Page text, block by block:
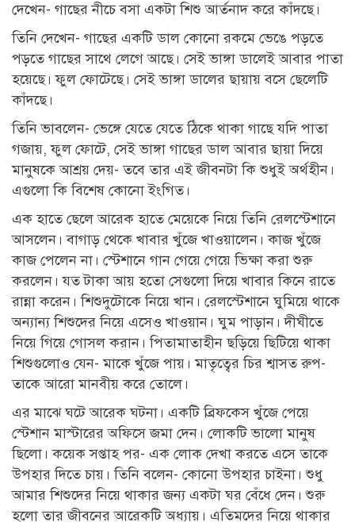
দেখেন- গাছের নীচে বসা একটা শিশু আর্তনাদ করে কাঁদছে।
তিনি দেখেন- গাছের একটি ডাল কোনো রকমে ভেঙে পড়তে
পড়তে গাছের সাথে লেগে আছে। সেই ভাঙ্গা ডালেই আবার পাতা
হয়েছে। ফুল ফোটেছে। সেই ভাঙ্গা ডালের ছায়ায় বসে ছেলেটি
কাঁদছে।
তিনি ভাবলেন- ভেঙ্গে যেতে যেতে ঠিকে থাকা গাছে যদি পাতা
গজায়, ফুল ফোটে, সেই ভাঙ্গা গাছের ডাল আবার ছায়া দিয়ে
মানুষকে আশ্রয় দেয়- তবে তার এই জীবনটা কি শুধুই অর্থহীন।
এগুলো কি বিশেষ কোনো ইংগিত।
এক হাতে ছেলে আরেক হাতে মেয়েকে নিয়ে তিনি রেলস্টেশানে
আসলেন। বাগাড় থেকে খাবার খুঁজে খাওয়ালেন। কাজ খুঁজে
কাজ পেলেন না। স্টেশানে গান গেয়ে গেয়ে ভিক্ষা করা শুরু
করলেন। যত টাকা আয় হতো সেগুলো দিয়ে খাবার কিনে রাতে
রান্না করেন। শিশুদুটোকে নিয়ে খান। রেলস্টেশানে ঘুমিয়ে থাকে
অন্যান্য শিশুদের নিয়ে এসেও খাওয়ান। ঘুম পাড়ান। দীঘীতে
নিয়ে গিয়ে গোসল করান। পিতামাতাহীন ছড়িয়ে ছিটিয়ে থাকা
শিশুগুলোও যেন- মাকে খুঁজে পায়। মাতৃত্বের চির শ্বাসত রুপ-
তাকে আরো মানবীয় করে তোলে।
এর মাঝে ঘটে আরেক ঘটনা। একটি ব্রিফকেস খুঁজে পেয়ে
স্টেশান মাস্টারের অফিসে জমা দেন। লোকটি ভালো মানুষ
ছিলো। কয়েক সপ্তাহ পর- এক লোক দেখা করতে এসে তাকে
উপহার দিতে চায়। তিনি বলেন- কোনো উপহার চাইনা। শুধু
আমার শিশুদের নিয়ে থাকার জন্য একটা ঘর বেঁধে দেন। শুরু
হলো তার জীবনের আরেকটি অধ্যায়। এতিমদের নিয়ে থাকার